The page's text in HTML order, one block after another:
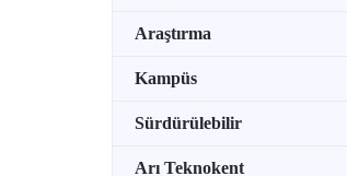
Araştırma
Kampüs
Sürdürülebilir
Arı Teknokent